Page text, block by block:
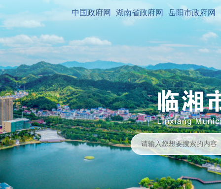
中国政府网 湖南省政府网 岳阳市政府网